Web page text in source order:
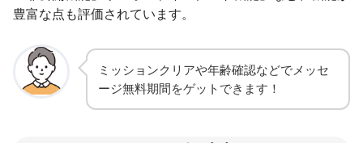
豊富な点も評価されています。
ミッションクリアや年齢確認などでメッセ
ージ無料期間をゲットできます！